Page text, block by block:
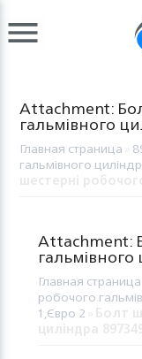
Attachment:
гальмівного
Главная страница
гальмівного
Attachment:
Главная страница
робочого
1,Євро 2